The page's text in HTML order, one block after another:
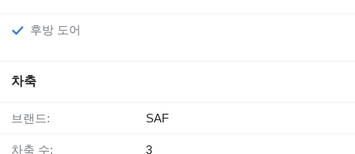
후방 도어
차축
브랜드: SAF
차축 수: 3